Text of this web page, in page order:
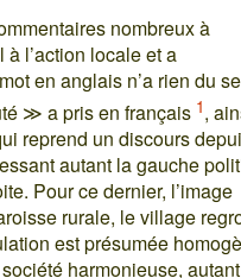
nombreux à
à l’action locale et a
en anglais n’a rien du
≫ a pris en français 1,
reprend un discours
autant la gauche
Pour ce dernier, l’image
rurale, le village
est présumée
harmonieuse, autant